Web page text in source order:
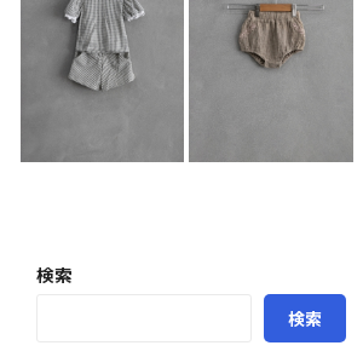
検索
検索